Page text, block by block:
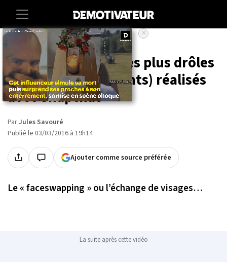
Insolite
20 « Face Swaps » les plus drôles
(et les plus terrifiants) réalisés
avec Snapchat
ParJules Savouré
Publié le 03/03/2016 à 19h14
Ajouter comme source préférée
Le « faceswapping » ou l’échange de visages…
La suite après cette vidéo
×